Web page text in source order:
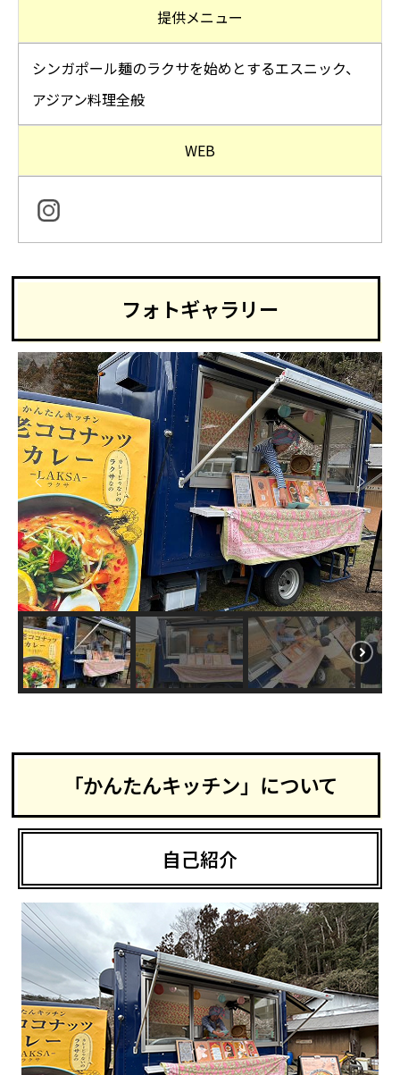
提供メニュー
シンガポール麺のラクサを始めとするエスニック、
アジアン料理全般
WEB
フォトギャラリー
「かんたんキッチン」について
自己紹介